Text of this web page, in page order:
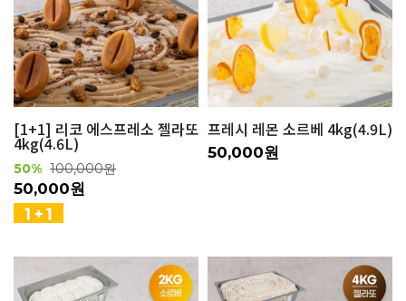
[1+1] 리코 에스프레소 젤라또
4kg(4.6L)
50% 100,000원
50,000원
프레시 레몬 소르베 4kg(4.9L)
50,000원